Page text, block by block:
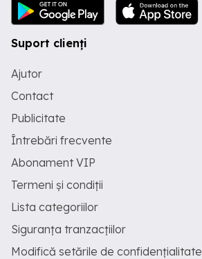
Suport clienți
Ajutor
Contact
Publicitate
Întrebări frecvente
Abonament VIP
Termeni și condiții
Lista categoriilor
Siguranța tranzacțiilor
Modifică setările de confidențialitate